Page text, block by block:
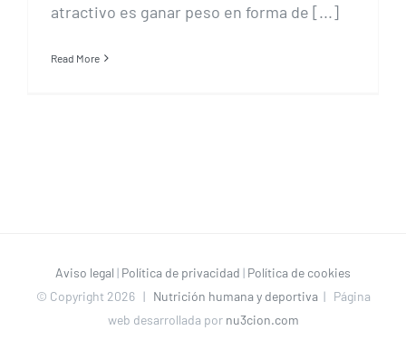
atractivo es ganar peso en forma de [...]
Read More
Aviso legal | Política de privacidad | Política de cookies
© Copyright 2026 | Nutrición humana y deportiva| Página
web desarrollada por nu3cion.com